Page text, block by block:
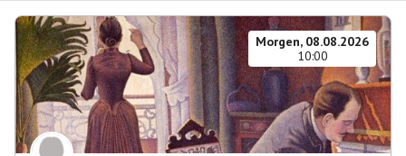
Morgen, 08.08.2026
10:00